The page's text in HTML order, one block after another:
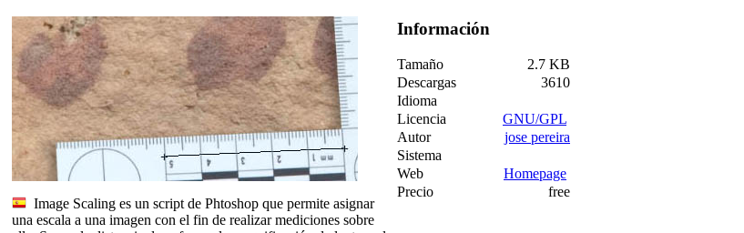
Image Scaling es un script de Phtoshop que permite asignar
una escala a una imagen con el fin de realizar mediciones sobre
Información
Tamaño
2.7 KB
Descargas
3610
Idioma
Licencia
GNU/GPL
Autor
jose pereira
Sistema
Web
Homepage
Precio
free